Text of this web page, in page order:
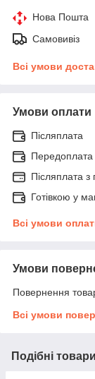
Нова Пошта
Самовивіз
Всі умови
Умови оплати
Післяплата
Передоплата
Післяплата з
Готівкою у
Всі умови
Умови
Повернення
Всі умови
Подібні